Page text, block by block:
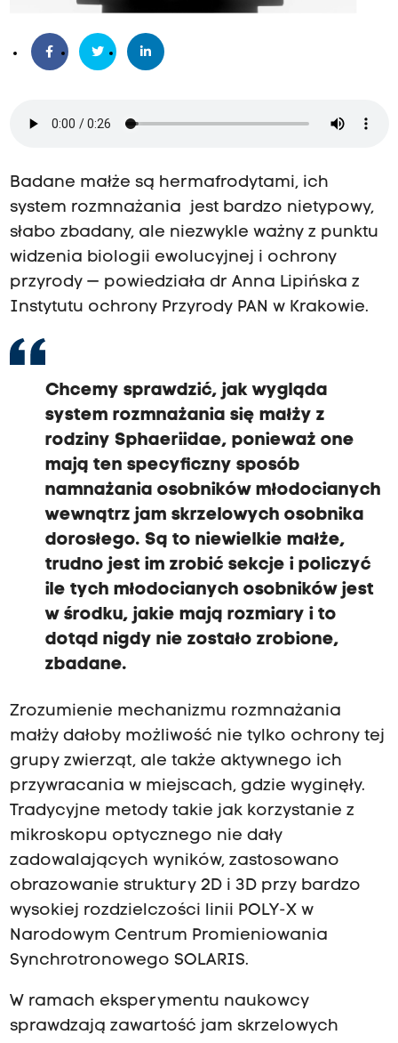
Badane małże są hermafrodytami, ich
system rozmnażania jest bardzo nietypowy,
słabo zbadany, ale niezwykle ważny z punktu
widzenia biologii ewolucyjnej i ochrony
przyrody — powiedziała dr Anna Lipińska z
Instytutu ochrony Przyrody PAN w Krakowie.
Chcemy sprawdzić, jak wygląda
system rozmnażania się małży z
rodziny Sphaeriidae, ponieważ one
mają ten specyficzny sposób
namnażania osobników młodocianych
wewnątrz jam skrzelowych osobnika
dorosłego. Są to niewielkie małże,
trudno jest im zrobić sekcje i policzyć
ile tych młodocianych osobników jest
w środku, jakie mają rozmiary i to
dotąd nigdy nie zostało zrobione,
zbadane.
Zrozumienie mechanizmu rozmnażania
małży dałoby możliwość nie tylko ochrony tej
grupy zwierząt, ale także aktywnego ich
przywracania w miejscach, gdzie wyginęły.
Tradycyjne metody takie jak korzystanie z
mikroskopu optycznego nie dały
zadowalających wyników, zastosowano
obrazowanie struktury 2D i 3D przy bardzo
wysokiej rozdzielczości linii POLY-X w
Narodowym Centrum Promieniowania
Synchrotronowego SOLARIS.
W ramach eksperymentu naukowcy
sprawdzają zawartość jam skrzelowych